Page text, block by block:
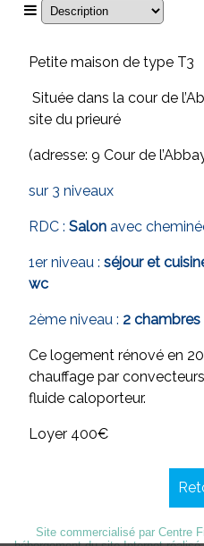
Petite maison de type T3
Située dans la cour de
site du prieuré
(adresse: 9 Cour de
sur 3 niveaux
RDC :Salon avec
1er niveau :séjour et
wc
2ème niveau : 2 chambres
Ce logement rénové en
chauffage par
fluide caloporteur.
Loyer 400€
Site commercialisé par Centre